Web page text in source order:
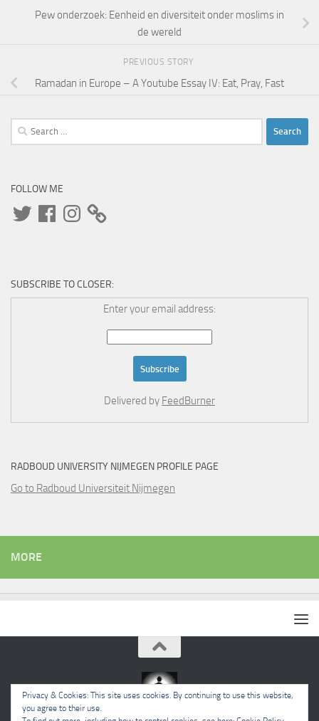
Pew onderzoek: Eenheid en diversiteit onder moslims in
de wereld
PREVIOUS STORY
Ramadan in Europe – A Youtube Essay IV: Eat, Pray, Fast
Search
for:
FOLLOW ME
TwitterFacebookInstagram
SUBSCRIBE TO CLOSER:
Enter your email address:
Delivered by FeedBurner
RADBOUD UNIVERSITY NIJMEGEN PROFILE PAGE
Go to Radboud Universiteit Nijmegen
MORE
Privacy & Cookies: This site uses cookies. By continuing to use this website,
you agree to their use.